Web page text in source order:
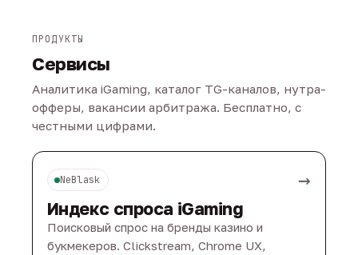
ПРОДУКТЫ
Сервисы
Аналитика iGaming, каталог TG-каналов, нутра-
офферы, вакансии арбитража. Бесплатно, с
честными цифрами.
NeBlask →
Индекс спроса iGaming
Поисковый спрос на бренды казино и
букмекеров. Clickstream, Chrome UX,